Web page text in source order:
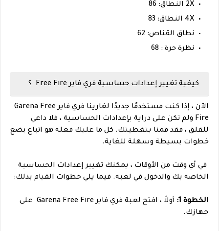
2X النطاق: 86
4X النطاق: 83
نطاق القناص: 62
نظرة حرة : 68
كيفية تغيير إعدادات حساسية فري فاير Free Fire ؟
الآن ، إذا كنت مستخدمًا جديدًا لغارينا فري فاير Garena Free
Fire ولم تكن على دراية بإعدادات الحساسية ، فلا داعي
للقلق ، فقد قمنا بتغطيتك. كل ما عليك فعله هو اتباع بضع
خطوات بسيطة وسهلة للغاية.
في أي وقت من الأوقات ، يمكنك تغيير إعدادات الحساسية
الخاصة بك والدخول في لعبة. فيما يلي خطوات القيام بذلك:
الخطوة 1:
أولاً ، افتح لعبة فري فاير Garena Free Fire على
جهازك.